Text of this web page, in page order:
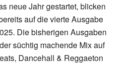
neue Jahr gestartet, blicken
auf die vierte Ausgabe
Die bisherigen Ausgaben
süchtig machende Mix auf
Dancehall & Reggaeton